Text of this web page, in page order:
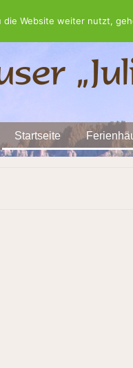
Startseite
die Website weiter nutzt,